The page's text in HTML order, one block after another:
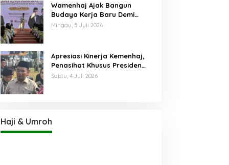
Wamenhaj Ajak Bangun
Budaya Kerja Baru Demi
Pelayanan Terbaik bagi
Minggu, 5 Juli 2026
Apresiasi Kinerja Kemenhaj,
Penasihat Khusus Presiden
Nilai Transisi
Sabtu, 4 Juli 2026
Haji & Umroh